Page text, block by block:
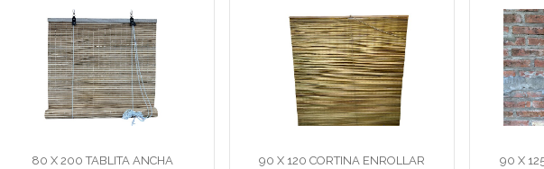
80 X 200 TABLITA ANCHA
90 X 120 CORTINA ENROLLAR
90 X